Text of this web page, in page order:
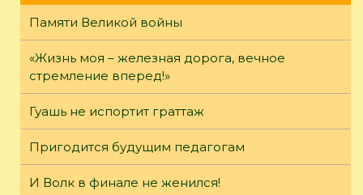
Памяти Великой войны
«Жизнь моя – железная дорога, вечное
стремление вперед!»
Гуашь не испортит граттаж
Пригодится будущим педагогам
И Волк в финале не женился!